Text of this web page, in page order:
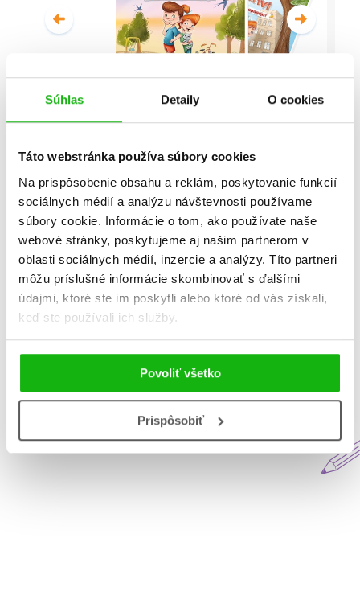
Súhlas Detaily O cookies
Táto webstránka používa súbory cookies
Na prispôsobenie obsahu a reklám, poskytovanie funkcií
sociálnych médií a analýzu návštevnosti používame
súbory cookie. Informácie o tom, ako používate naše
webové stránky, poskytujeme aj našim partnerom v
oblasti sociálnych médií, inzercie a analýzy. Títo partneri
môžu príslušné informácie skombinovať s ďalšími
údajmi, ktoré ste im poskytli alebo ktoré od vás získali,
keď ste používali ich služby.
Povoliť všetko
Prispôsobiť
Celá séria
Všetky edície a série
Aktuálne na blogu Matys